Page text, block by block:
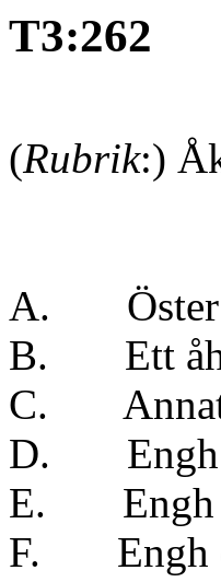
T3:262
(Rubrik:)
A. Öster
B. Ett
C. Annat
D.
E. Engh
F. Engh